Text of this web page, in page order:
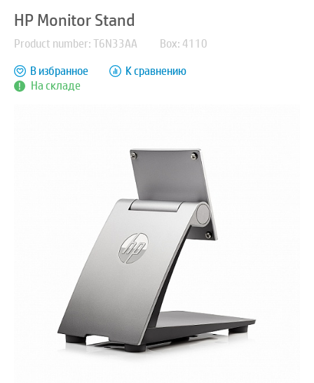
HP Monitor Stand
Product number: T6N33AA Box: 4110
На складе
В избранное К сравнению